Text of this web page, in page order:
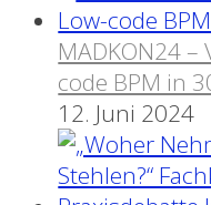
MADKON24
code BPM in
12. Juni 2024